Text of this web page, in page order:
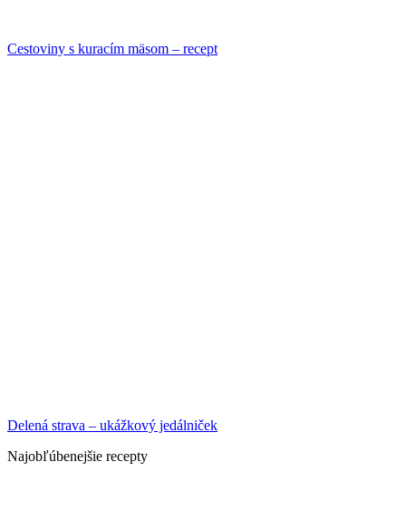
Cestoviny s kuracím mäsom – recept
Delená strava – ukážkový jedálniček
Najobľúbenejšie recepty